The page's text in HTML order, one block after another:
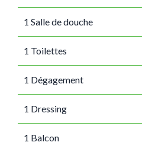
1 Salle de douche
1 Toilettes
1 Dégagement
1 Dressing
1 Balcon